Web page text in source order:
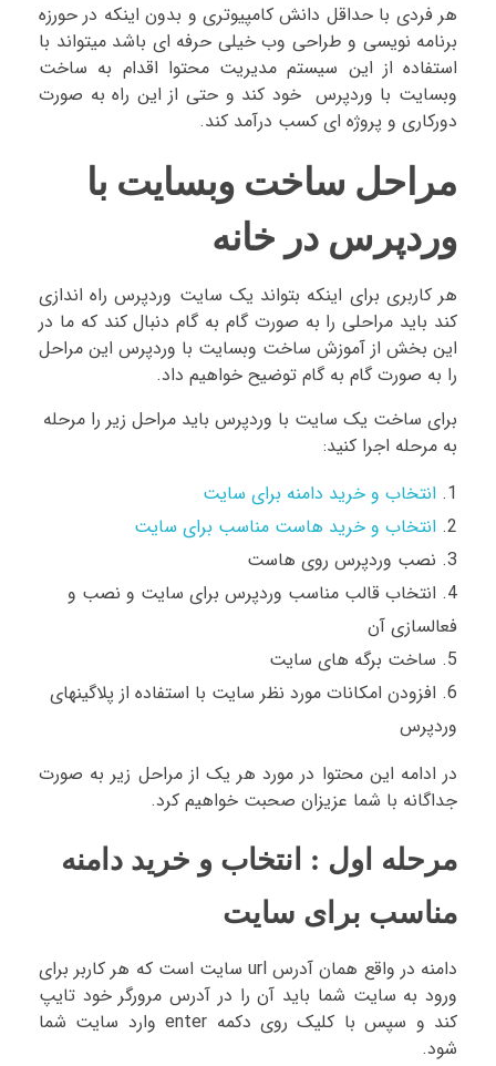
هر فردی با حداقل دانش کامپیوتری و بدون اینکه در حورزه
برنامه نویسی و طراحی وب خیلی حرفه ای باشد میتواند با
استفاده از این سیستم مدیریت محتوا اقدام به ساخت
وبسایت با وردپرس خود کند و حتی از این راه به صورت
دورکاری و پروژه ای کسب درآمد کند.
مراحل ساخت وبسایت با
وردپرس در خانه
هر کاربری برای اینکه بتواند یک سایت وردپرس راه اندازی
کند باید مراحلی را به صورت گام به گام دنبال کند که ما در
این بخش از آموزش ساخت وبسایت با وردپرس این مراحل
را به صورت گام به گام توضیح خواهیم داد.
برای ساخت یک سایت با وردپرس باید مراحل زیر را مرحله
به مرحله اجرا کنید:
انتخاب و خرید دامنه برای سایت
انتخاب و خرید هاست مناسب برای سایت
نصب وردپرس روی هاست
انتخاب قالب مناسب وردپرس برای سایت و نصب و
فعالسازی آن
ساخت برگه های سایت
افزودن امکانات مورد نظر سایت با استفاده از پلاگینهای
وردپرس
در ادامه این محتوا در مورد هر یک از مراحل زیر به صورت
جداگانه با شما عزیزان صحبت خواهیم کرد.
مرحله اول : انتخاب و خرید دامنه
مناسب برای سایت
دامنه در واقع همان آدرس url سایت است که هر کاربر برای
ورود به سایت شما باید آن را در آدرس مرورگر خود تایپ
کند و سپس با کلیک روی دکمه enter وارد سایت شما
شود.